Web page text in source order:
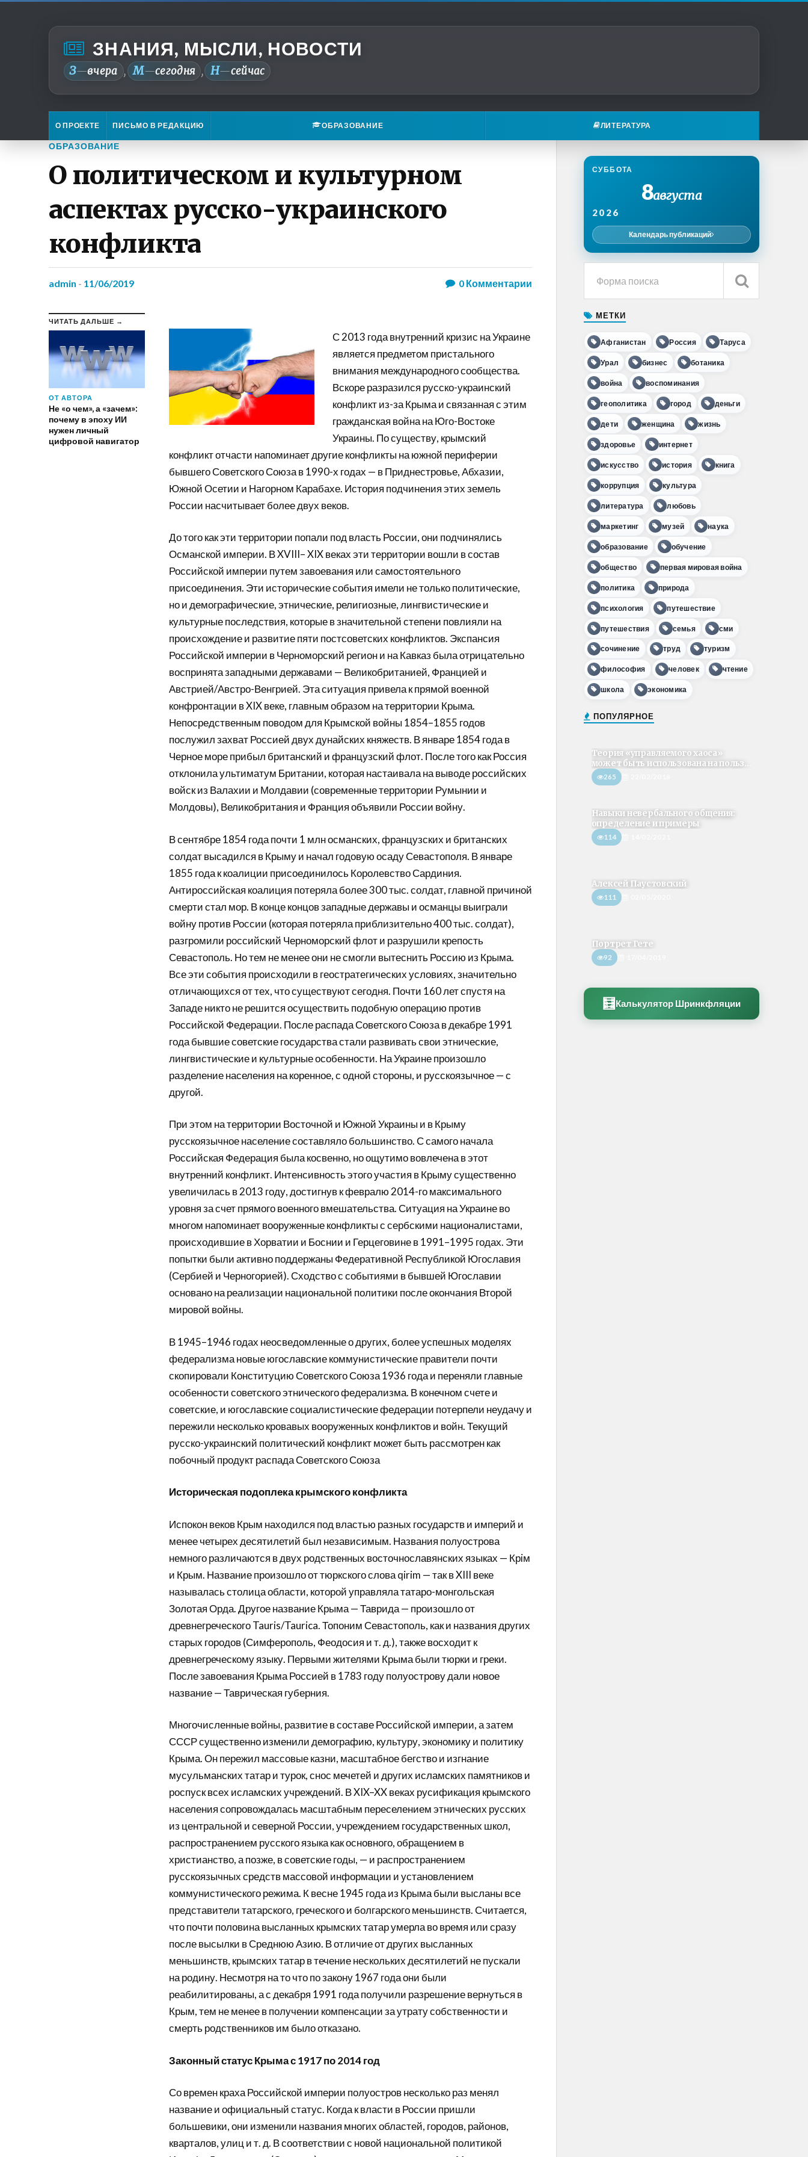
ЗНАНИЯ, МЫСЛИ, НОВОСТИ
З—вчера , М—сегодня , Н—сейчас
О ПРОЕКТЕ ПИСЬМО В РЕДАКЦИЮ ОБРАЗОВАНИЕ ЛИТЕРАТУРА
ОБРАЗОВАНИЕ
О политическом и культурном
аспектах русско-украинского
конфликта
admin - 11/06/2019 0Комментарии
ЧИТАТЬ ДАЛЬШЕ →
ОТ АВТОРА
Не «о чем», а «зачем»:
почему в эпоху ИИ
нужен личный
цифровой навигатор
С 2013 года внутренний кризис на Украине
является предметом пристального
внимания международного сообщества.
Вскоре разразился русско-украинский
конфликт из-за Крыма и связанная с этим
гражданская война на Юго-Востоке
Украины. По существу, крымский
конфликт отчасти напоминает другие конфликты на южной периферии
бывшего Советского Союза в 1990-х годах — в Приднестровье, Абхазии,
Южной Осетии и Нагорном Карабахе. История подчинения этих земель
России насчитывает более двух веков.
До того как эти территории попали под власть России, они подчинялись
Османской империи. В XVIII– XIX веках эти территории вошли в состав
Российской империи путем завоевания или самостоятельного
присоединения. Эти исторические события имели не только политические,
но и демографические, этнические, религиозные, лингвистические и
культурные последствия, которые в значительной степени повлияли на
происхождение и развитие пяти постсоветских конфликтов. Экспансия
Российской империи в Черноморский регион и на Кавказ была отрицательно
воспринята западными державами — Великобританией, Францией и
Австрией/Австро-Венгрией. Эта ситуация привела к прямой военной
конфронтации в XIX веке, главным образом на территории Крыма.
Непосредственным поводом для Крымской войны 1854–1855 годов
послужил захват Россией двух дунайских княжеств. В январе 1854 года в
Черное море прибыл британский и французский флот. После того как Россия
отклонила ультиматум Британии, которая настаивала на выводе российских
войск из Валахии и Молдавии (современные территории Румынии и
Молдовы), Великобритания и Франция объявили России войну.
В сентябре 1854 года почти 1 млн османских, французских и британских
солдат высадился в Крыму и начал годовую осаду Севастополя. В январе
1855 года к коалиции присоединилось Королевство Сардиния.
Антироссийская коалиция потеряла более 300 тыс. солдат, главной причиной
смерти стал мор. В конце концов западные державы и османцы выиграли
войну против России (которая потеряла приблизительно 400 тыс. солдат),
разгромили российский Черноморский флот и разрушили крепость
Севастополь. Но тем не менее они не смогли вытеснить Россию из Крыма.
Все эти события происходили в геостратегических условиях, значительно
отличающихся от тех, что существуют сегодня. Почти 160 лет спустя на
Западе никто не решится осуществить подобную операцию против
Российской Федерации. После распада Советского Союза в декабре 1991
года бывшие советские государства стали развивать свои этнические,
лингвистические и культурные особенности. На Украине произошло
разделение населения на коренное, с одной стороны, и русскоязычное — с
другой.
При этом на территории Восточной и Южной Украины и в Крыму
русскоязычное население составляло большинство. С самого начала
Российская Федерация была косвенно, но ощутимо вовлечена в этот
внутренний конфликт. Интенсивность этого участия в Крыму существенно
увеличилась в 2013 году, достигнув к февралю 2014-го максимального
уровня за счет прямого военного вмешательства. Ситуация на Украине во
многом напоминает вооруженные конфликты с сербскими националистами,
происходившие в Хорватии и Боснии и Герцеговине в 1991–1995 годах. Эти
попытки были активно поддержаны Федеративной Республикой Югославия
(Сербией и Черногорией). Сходство с событиями в бывшей Югославии
основано на реализации национальной политики после окончания Второй
мировой войны.
В 1945–1946 годах неосведомленные о других, более успешных моделях
федерализма новые югославские коммунистические правители почти
скопировали Конституцию Советского Союза 1936 года и переняли главные
особенности советского этнического федерализма. В конечном счете и
советские, и югославские социалистические федерации потерпели неудачу и
пережили несколько кровавых вооруженных конфликтов и войн. Текущий
русско-украинский политический конфликт может быть рассмотрен как
побочный продукт распада Советского Союза
Историческая подоплека крымского конфликта
Испокон веков Крым находился под властью разных государств и империй и
менее четырех десятилетий был независимым. Названия полуострова
немного различаются в двух родственных восточнославянских языках — Крiм
и Крым. Название произошло от тюркского слова qirim — так в XIII веке
называлась столица области, которой управляла татаро-монгольская
Золотая Орда. Другое название Крыма — Таврида — произошло от
древнегреческого Tauris/Taurica. Топоним Севастополь, как и названия других
старых городов (Симферополь, Феодосия и т. д.), также восходит к
древнегреческому языку. Первыми жителями Крыма были тюрки и греки.
После завоевания Крыма Россией в 1783 году полуострову дали новое
название — Таврическая губерния.
Многочисленные войны, развитие в составе Российской империи, а затем
СССР существенно изменили демографию, культуру, экономику и политику
Крыма. Он пережил массовые казни, масштабное бегство и изгнание
мусульманских татар и турок, снос мечетей и других исламских памятников и
роспуск всех исламских учреждений. В XIX–XX веках русификация крымского
населения сопровождалась масштабным переселением этнических русских
из центральной и северной России, учреждением государственных школ,
распространением русского языка как основного, обращением в
христианство, а позже, в советские годы, — и распространением
русскоязычных средств массовой информации и установлением
коммунистического режима. К весне 1945 года из Крыма были высланы все
представители татарского, греческого и болгарского меньшинств. Считается,
что почти половина высланных крымских татар умерла во время или сразу
после высылки в Среднюю Азию. В отличие от других высланных
меньшинств, крымских татар в течение нескольких десятилетий не пускали
на родину. Несмотря на то что по закону 1967 года они были
реабилитированы, а с декабря 1991 года получили разрешение вернуться в
Крым, тем не менее в получении компенсации за утрату собственности и
смерть родственников им было отказано.
Законный статус Крыма с 1917 по 2014 год
Со времен краха Российской империи полуостров несколько раз менял
название и официальный статус. Когда к власти в России пришли
большевики, они изменили названия многих областей, городов, районов,
кварталов, улиц и т. д. В соответствии с новой национальной политикой
СУББОТА
8августа
2026
Календарь публикаций
МЕТКИ
Афганистан Россия Таруса
Урал бизнес ботаника
война воспоминания
геополитика город деньги
дети женщина жизнь
здоровье интернет
искусство история книга
коррупция культура
литература любовь
маркетинг музей наука
образование обучение
общество первая мировая война
политика природа
психология путешествие
путешествия семья сми
сочинение труд туризм
философия человек чтение
школа экономика
ПОПУЛЯРНОЕ
Теория «управляемого хаоса»
может быть использована на польз...
265
Навыки невербального общения:
определение и примеры
114
Алексей Паустовский
111
Портрет Гете
92
🧮 Калькулятор Шринкфляции